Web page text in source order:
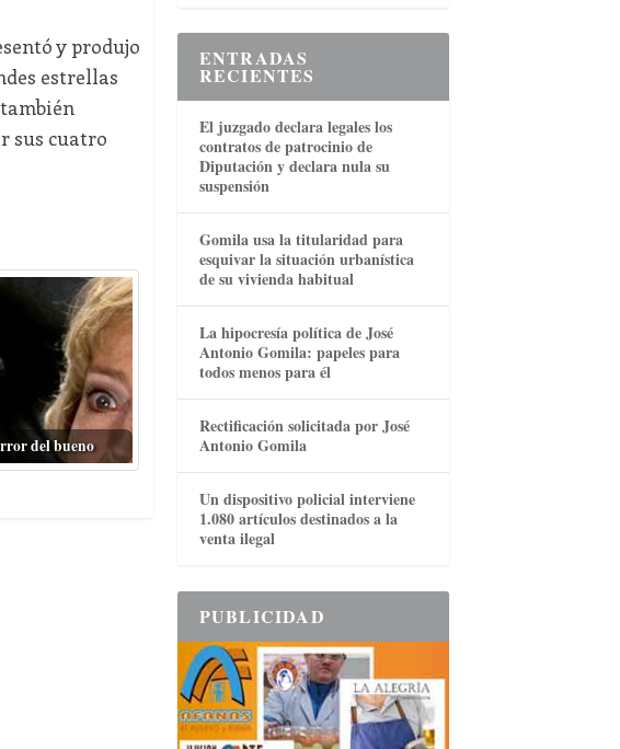
y produjo
estrellas
sus cuatro
del bueno
ENTRADAS
RECIENTES
El juzgado declara legales los
contratos de patrocinio de
Diputación y declara nula su
suspensión
Gomila usa la titularidad para
esquivar la situación urbanística
de su vivienda habitual
La hipocresía política de José
Antonio Gomila: papeles para
todos menos para él
Rectificación solicitada por José
Antonio Gomila
Un dispositivo policial interviene
1.080 artículos destinados a la
venta ilegal
PUBLICIDAD